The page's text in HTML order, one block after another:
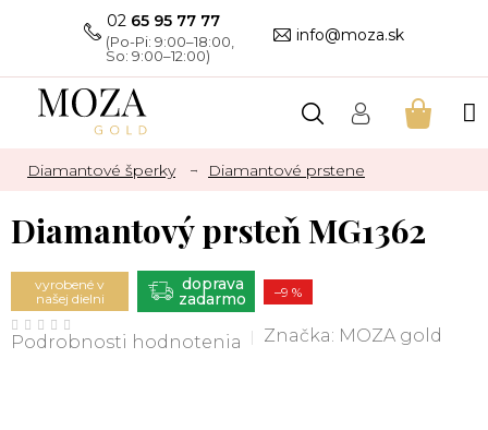
02 65 95 77 77
info@moza.sk
Diamantové šperky Diamantové prstene
Diamantový prsteň MG1362
vyrobené v
našej dielni
ZADARMO –9 %
Priemerné
hodnotenie
produktu
Podrobnosti hodnotenia Značka: MOZA gold